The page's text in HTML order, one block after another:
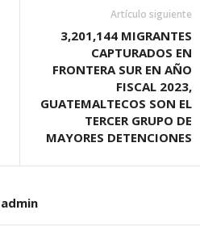
Artículo siguiente
3,201,144 MIGRANTES
CAPTURADOS EN
FRONTERA SUR EN AÑO
FISCAL 2023,
GUATEMALTECOS SON EL
TERCER GRUPO DE
MAYORES DETENCIONES
admin